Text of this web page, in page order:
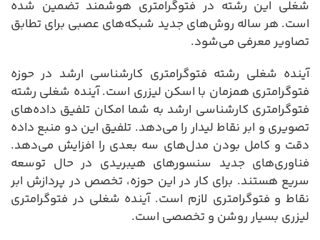
شغلی این رشته در فتوگرامتری هوشمند تضمین شده
است. هر ساله روش‌های جدید شبکه‌های عصبی برای تطابق
تصاویر معرفی می‌شود.
آینده شغلی رشته فتوگرامتری کارشناسی ارشد در حوزه
فتوگرامتری همزمان با اسکن لیزری است. آینده شغلی رشته
فتوگرامتری کارشناسی ارشد به شما امکان تلفیق داده‌های
تصویری و ابر نقاط لیدار را می‌دهد. تلفیق این دو منبع داده
دقت و کامل بودن مدل‌های سه بعدی را افزایش می‌دهد.
فناوری‌های جدید سنسورهای هیبریدی در حال توسعه
سریع هستند. برای کار در این حوزه، تخصص در پردازش ابر
نقاط و فتوگرامتری لازم است. آینده شغلی در فتوگرامتری
لیزری بسیار روشن و تخصصی است.